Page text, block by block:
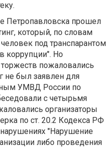
Петропавловска прошел
который, по словам
под транспарантом
коррупции". Но
пожаловались
не был заявлен для
УМВД России по
с четырьмя
организаторы
по ст. 20.2 Кодекса РФ
"Нарушение
либо проведения